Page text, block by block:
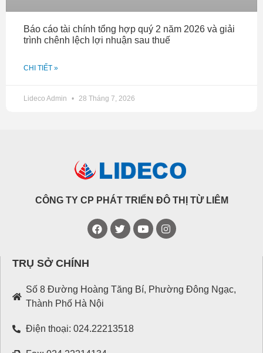
Báo cáo tài chính tổng hợp quý 2 năm 2026 và giải
trình chênh lệch lợi nhuận sau thuế
CHI TIẾT »
Lideco Admin 28 Tháng 7, 2026
CÔNG TY CP PHÁT TRIỂN ĐÔ THỊ TỪ LIÊM
TRỤ SỞ CHÍNH
Số 8 Đường Hoàng Tăng Bí, Phường Đông Ngạc,
Thành Phố Hà Nội
Điện thoại: 024.22213518